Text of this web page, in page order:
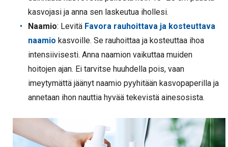
kasvojasi ja anna sen laskeutua ihollesi.
Naamio: Levitä Favora rauhoittava ja kosteuttava
naamio kasvoille. Se rauhoittaa ja kosteuttaa ihoa
intensiivisesti. Anna naamion vaikuttaa muiden
hoitojen ajan. Ei tarvitse huuhdella pois, vaan
imeytymättä jäänyt naamio pyyhitään kasvopaperilla ja
annetaan ihon nauttia hyvää tekevistä ainesosista.